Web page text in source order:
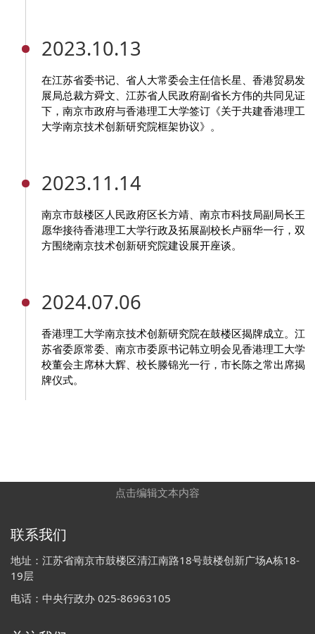
2023.10.13
在江苏省委书记、省人大常委会主任信长星、香港贸易发
展局总裁方舜文、江苏省人民政府副省长方伟的共同见证
下，南京市政府与香港理工大学签订《关于共建香港理工
大学南京技术创新研究院框架协议》。
2023.11.14
南京市鼓楼区人民政府区长方靖、南京市科技局副局长王
愿华接待香港理工大学行政及拓展副校长卢丽华一行，双
方围绕南京技术创新研究院建设展开座谈。
2024.07.06
香港理工大学南京技术创新研究院在鼓楼区揭牌成立。江
苏省委原常委、南京市委原书记韩立明会见香港理工大学
校董会主席林大辉、校长滕锦光一行，市长陈之常出席揭
牌仪式。
点击编辑文本内容
联系我们
地址：江苏省南京市鼓楼区清江南路18号鼓楼创新广场A栋18-
19层
电话：中央行政办 025-86963105